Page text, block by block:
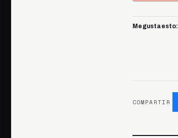
Me gusta esto:
COMPARTIR